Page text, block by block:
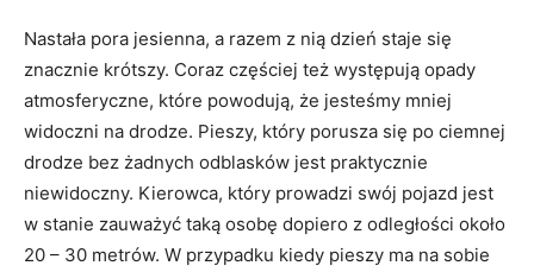
Nastała pora jesienna, a razem z nią dzień staje się
znacznie krótszy. Coraz częściej też występują opady
atmosferyczne, które powodują, że jesteśmy mniej
widoczni na drodze. Pieszy, który porusza się po ciemnej
drodze bez żadnych odblasków jest praktycznie
niewidoczny. Kierowca, który prowadzi swój pojazd jest
w stanie zauważyć taką osobę dopiero z odległości około
20 – 30 metrów. W przypadku kiedy pieszy ma na sobie